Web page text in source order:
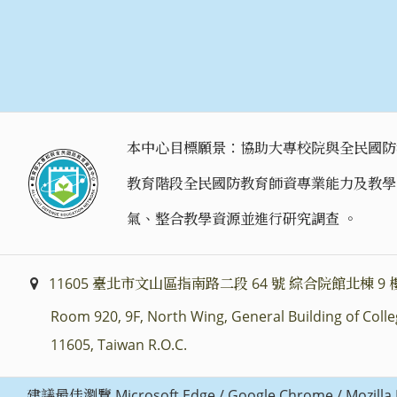
本中心目標願景：協助大專校院與全民國
教育階段全民國防教育師資專業能力及教
氣、整合教學資源並進行研究調查 。
11605 臺北市文山區指南路二段 64 號 綜合院館北棟 9
Room 920, 9F, North Wing, General Building of
11605, Taiwan R.O.C.